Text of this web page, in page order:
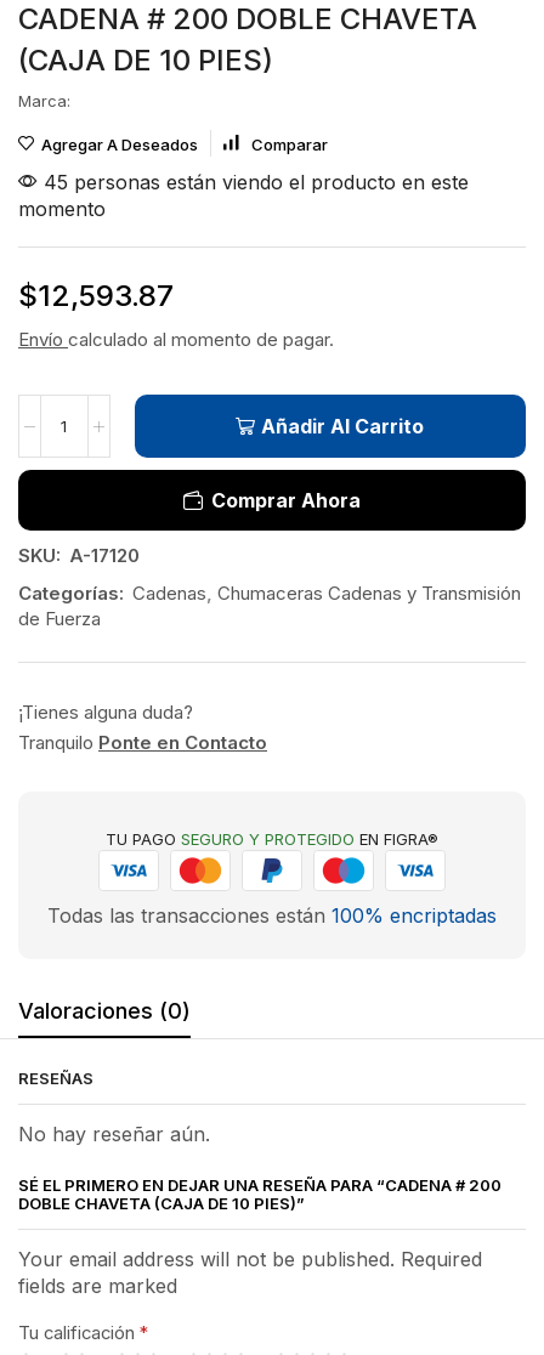
CADENA # 200 DOBLE CHAVETA
(CAJA DE 10 PIES)
Marca:
Agregar A Deseados Comparar
45 personas están viendo el producto en este
momento
$12,593.87
Envío calculado al momento de pagar.
Añadir Al Carrito
Comprar Ahora
SKU: A-17120
Categorías: Cadenas, Chumaceras Cadenas y Transmisión
de Fuerza
¡Tienes alguna duda?
Tranquilo Ponte en Contacto
TU PAGO SEGURO Y PROTEGIDO EN FIGRA®
Todas las transacciones están 100% encriptadas
Valoraciones (0)
RESEÑAS
No hay reseñar aún.
SÉ EL PRIMERO EN DEJAR UNA RESEÑA PARA “CADENA # 200
DOBLE CHAVETA (CAJA DE 10 PIES)”
Your email address will not be published. Required
fields are marked
Tu calificación *